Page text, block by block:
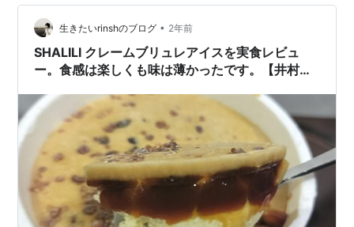
屋のビルに入っています。丸…
生きたいrinshのブログ • 2年前
SHALILI クレームブリュレアイスを実食レビュ
ー。食感は楽しくも味は薄かったです。【井村